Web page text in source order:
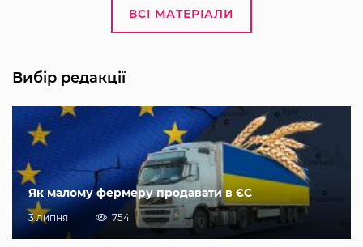
ВСІ МАТЕРІАЛИ
Вибір редакції
Як малому фермеру продавати в ЄС
3 липня 754